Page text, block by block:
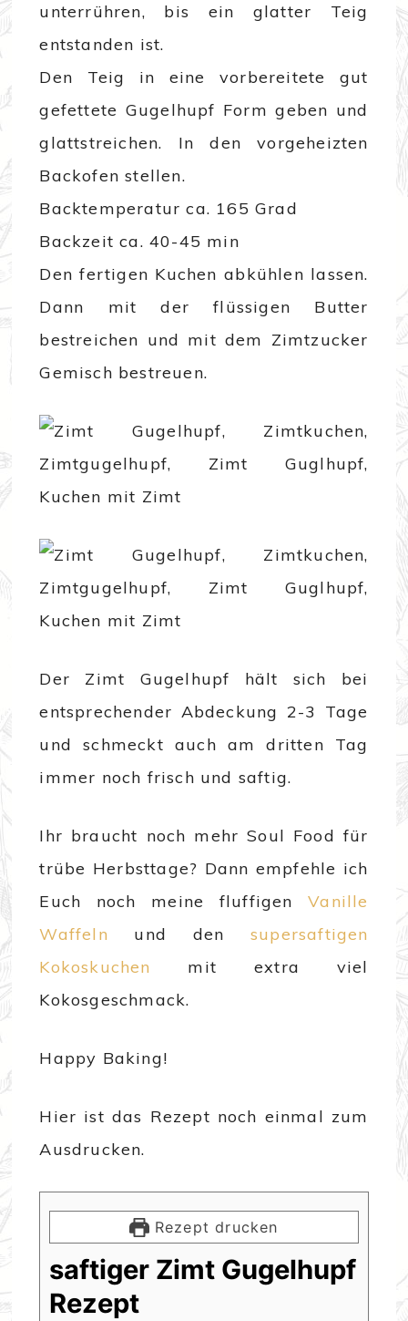
unterrühren, bis ein glatter Teig
entstanden ist.
Den Teig in eine vorbereitete gut
gefettete Gugelhupf Form geben und
glattstreichen. In den vorgeheizten
Backofen stellen.
Backtemperatur ca. 165 Grad
Backzeit ca. 40-45 min
Den fertigen Kuchen abkühlen lassen.
Dann mit der flüssigen Butter
bestreichen und mit dem Zimtzucker
Gemisch bestreuen.
Der Zimt Gugelhupf hält sich bei
entsprechender Abdeckung 2-3 Tage
und schmeckt auch am dritten Tag
immer noch frisch und saftig.
Ihr braucht noch mehr Soul Food für
trübe Herbsttage? Dann empfehle ich
Euch noch meine fluffigenVanille
Waffeln und den supersaftigen
Kokoskuchen
mit extra viel
Kokosgeschmack.
Happy Baking!
Hier ist das Rezept noch einmal zum
Ausdrucken.
Rezept drucken
saftiger Zimt Gugelhupf
Rezept